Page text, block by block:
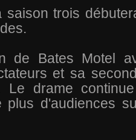
saison trois
de Bates Motel
et sa
Le drame
plus d'audiences